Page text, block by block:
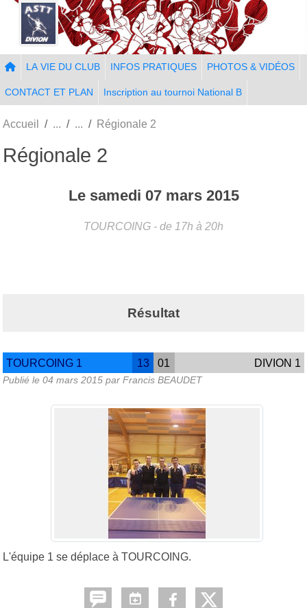
LA VIE DU CLUB INFOS PRATIQUES PHOTOS & VIDÉOS
CONTACT ET PLAN Inscription au tournoi National B
Accueil Régionale 2
Régionale 2
Le samedi 07 mars 2015
TOURCOING - de 17h à 20h
Résultat
TOURCOING 1 13 01 DIVION 1
Publié le 04 mars 2015 par Francis BEAUDET
L'équipe 1 se déplace à TOURCOING.
Panneau de gestion des cookies